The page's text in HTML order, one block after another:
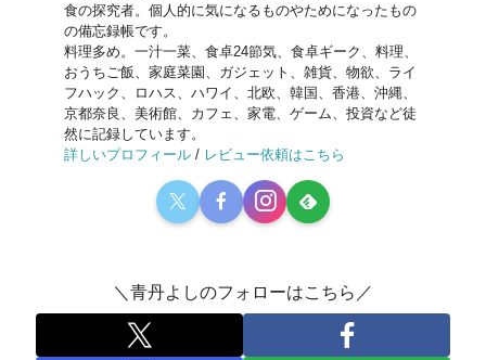
食の探究者。個人的に気になるものやためになったもの
の備忘録帳です。
料理多め。一汁一菜、食卓24節気、食卓ギーク、料理、
おうちご飯、家庭菜園、ガジェット、雑貨、物欲、ライ
フハック、ロハス、ハワイ、北欧、韓国、香港、沖縄、
京都奈良、美術館、カフェ、家電、ゲーム、投資など徒
然に記録しています。
詳しいプロフィール / レビュー依頼はこちら
＼青丹よしのフォローはこちら／